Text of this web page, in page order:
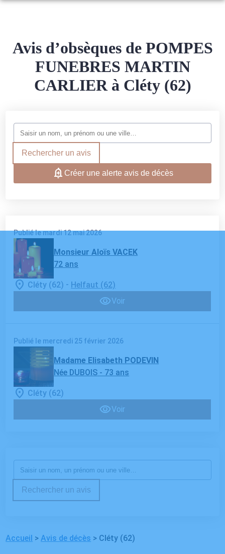
ORGANISER DES OBSÈQUES
PRÉVOIR SES OBSÈQUES
SERVICES AUX FAMILLES
ESPACES HOMMAGES
ESPACE FAMILLE
BOUTIQUE EN LIGNE
Avis d’obsèques de POMPES
FUNEBRES MARTIN
CARLIER à Cléty (62)
Rechercher un avis
Créer une alerte avis de décès
Publié le mardi 12 mai 2026
Monsieur Aloïs VACEK
72 ans
Cléty (62) - Helfaut (62)
Voir
Publié le mercredi 25 février 2026
Madame Elisabeth PODEVIN
Née DUBOIS - 73 ans
Cléty (62)
Voir
Rechercher un avis
Accueil >Avis de décès > Cléty (62)